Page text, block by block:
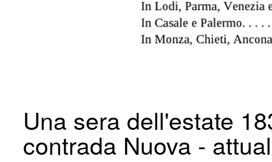
Una sera dell'estate
contrada Nuova -